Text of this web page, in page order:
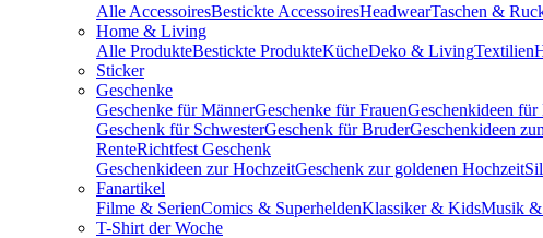
Alle AccessoiresBestickte AccessoiresHeadwearTaschen &
Home & Living
Alle ProdukteBestickte ProdukteKücheDeko & LivingTextilien
Sticker
Geschenke
Geschenke für MännerGeschenke für FrauenGeschenkideen
Geschenk für SchwesterGeschenk für BruderGeschenkideen
RenteRichtfest Geschenk
Geschenkideen zur HochzeitGeschenk zur goldenen Hochzeit
Fanartikel
Filme & SerienComics & SuperheldenKlassiker & KidsMusik &
T-Shirt der Woche